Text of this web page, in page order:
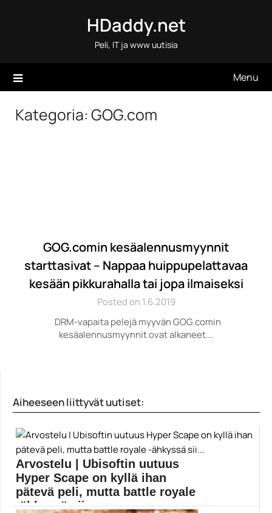
HDaddy.net
Peli, IT ja www uutisia
Menu
Kategoria: GOG.com
GOG.comin kesäalennusmyynnit
starttasivat – Nappaa huippupelattavaa
kesään pikkurahalla tai jopa ilmaiseksi
Posted on 1.6.2019
DRM-vapaita pelejä myyvän GOG.comin
kesäalennusmyynnit ovat alkaneet….
Aiheeseen liittyvät uutiset:
Arvostelu | Ubisoftin uutuus
Hyper Scape on kyllä ihan
pätevä peli, mutta battle royale
-ähkyssä sii...